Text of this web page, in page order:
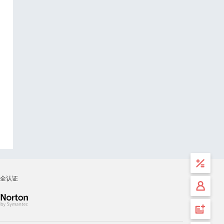
工具
登录
认证